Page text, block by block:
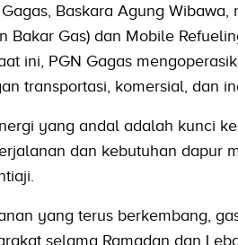
Baskara Agung
Bakar Gas) dan Mobile
ini, PGN Gagas
transportasi, komersial, dan
yang andal adalah kunci
dan kebutuhan dapur
yang terus berkembang,
selama Ramadan dan